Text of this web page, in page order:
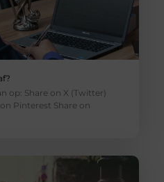
op: Share on X (Twitter)
Pinterest Share on